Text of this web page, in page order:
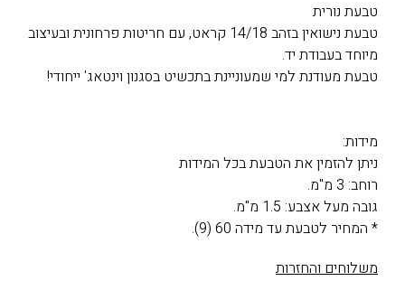
טבעת נורית
טבעת נישואין בזהב 14/18 קראט, עם חריטות פרחונית ובעיצוב
מיוחד בעבודת יד.
טבעת מעודנת למי שמעוניינת בתכשיט בסגנון וינטאג' ייחודי!
מידות:
ניתן להזמין את הטבעת בכל המידות
רוחב: 3 מ"מ.
גובה מעל אצבע: 1.5 מ"מ.
* המחיר לטבעת עד מידה 60 (9).
משלוחים והחזרות